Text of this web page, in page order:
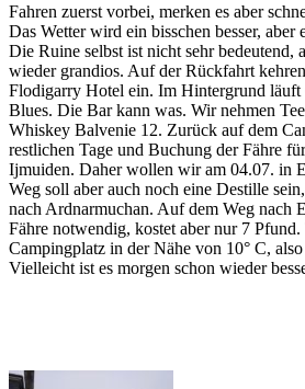
Fahren zuerst vorbei, merken es aber
Das Wetter wird ein bisschen besser, aber
Die Ruine selbst ist nicht sehr bedeutend,
wieder grandios. Auf der Rückfahrt
Flodigarry Hotel ein. Im Hintergrund läuft
Blues. Die Bar kann was. Wir nehmen
Whiskey Balvenie 12. Zurück auf dem
restlichen Tage und Buchung der Fähre
Ijmuiden. Daher wollen wir am 04.07. in
Weg soll aber auch noch eine Destille
nach Ardnarmuchan. Auf dem Weg nach
Fähre notwendig, kostet aber nur 7
Campingplatz in der Nähe von 10° C,
Vielleicht ist es morgen schon wieder